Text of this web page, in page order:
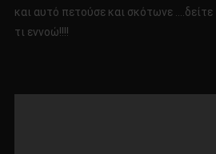
και αυτό πετούσε και σκότωνε
τι εννοώ!!!!